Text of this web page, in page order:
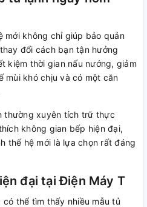
mới không chỉ giúp bảo quản
đổi cách bạn tận hưởng
kiệm thời gian nấu nướng, giảm
mùi khó chịu và có một căn
thường xuyên tích trữ thực
không gian bếp hiện đại,
thế hệ mới là lựa chọn rất đáng
đại tại Điện Máy T
có thể tìm thấy nhiều mẫu tủ